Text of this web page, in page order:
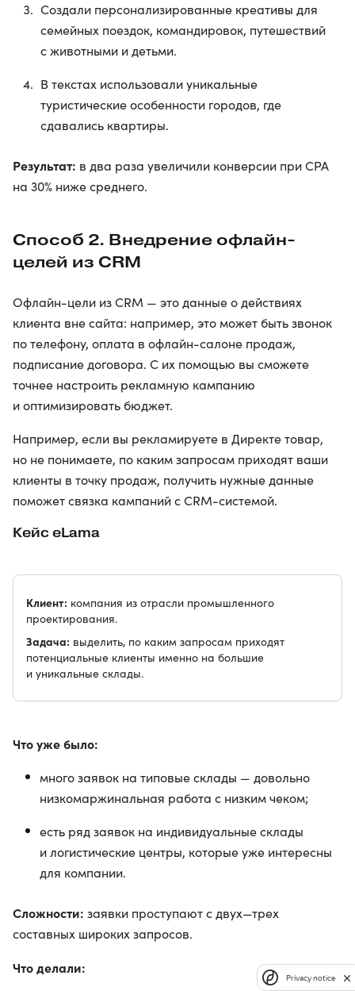
Создали персонализированные креативы для
семейных поездок, командировок, путешествий
с животными и детьми.
В текстах использовали уникальные
туристические особенности городов, где
сдавались квартиры.
Результат: в два раза увеличили конверсии при CPA
на 30% ниже среднего.
Способ 2. Внедрение офлайн-
целей из CRM
Офлайн-цели из CRM — это данные о действиях
клиента вне сайта: например, это может быть звонок
по телефону, оплата в офлайн-салоне продаж,
подписание договора. С их помощью вы сможете
точнее настроить рекламную кампанию
и оптимизировать бюджет.
Например, если вы рекламируете в Директе товар,
но не понимаете, по каким запросам приходят ваши
клиенты в точку продаж, получить нужные данные
поможет связка кампаний с CRM-системой.
Кейс eLama
Клиент: компания из отрасли промышленного
проектирования.
Задача: выделить, по каким запросам приходят
потенциальные клиенты именно на большие
и уникальные склады.
Что уже было:
много заявок на типовые склады — довольно
низкомаржинальная работа с низким чеком;
есть ряд заявок на индивидуальные склады
и логистические центры, которые уже интересны
для компании.
Сложности: заявки проступают с двух—трех
составных широких запросов.
Что делали:
Privacy notice